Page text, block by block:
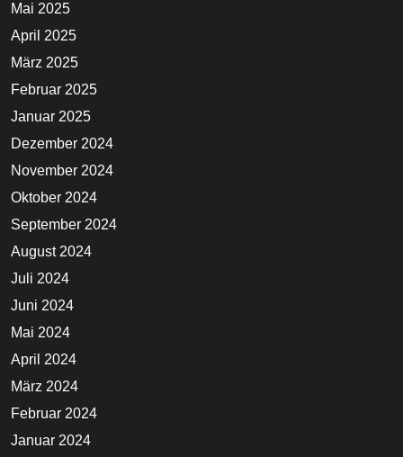
Mai 2025
April 2025
März 2025
Februar 2025
Januar 2025
Dezember 2024
November 2024
Oktober 2024
September 2024
August 2024
Juli 2024
Juni 2024
Mai 2024
April 2024
März 2024
Februar 2024
Januar 2024